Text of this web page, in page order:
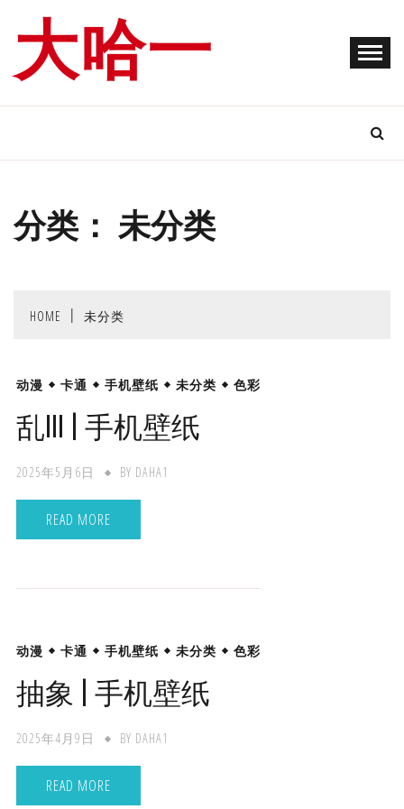
content大哈一
分类： 未分类
HOME 未分类
动漫 卡通 手机壁纸 未分类 色彩
乱III | 手机壁纸
2025年5月6日 BY DAHA1
READ MORE
动漫 卡通 手机壁纸 未分类 色彩
抽象 | 手机壁纸
2025年4月9日 BY DAHA1
READ MORE